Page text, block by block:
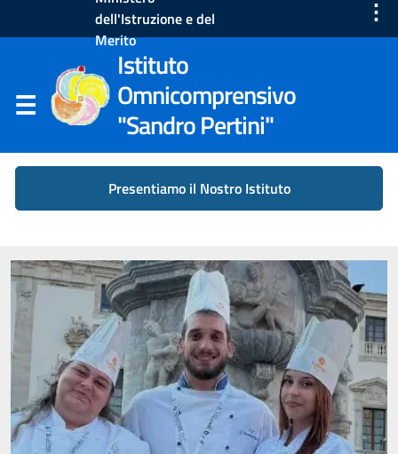
dell'Istruzione e del
Merito
⋮
Istituto
Omnicomprensivo
"Sandro Pertini"
Presentiamo il Nostro Istituto